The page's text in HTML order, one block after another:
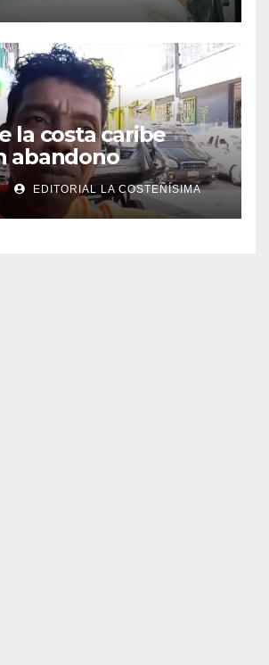
la costa caribe
abandono
EDITORIAL LA COSTEÑÍSIMA